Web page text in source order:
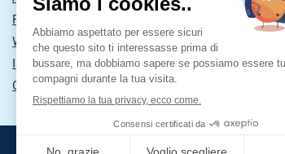
REGISTRATI
WISHLIST
ISCRIZIONE ALLA NEWSLETTER
CONTATTI